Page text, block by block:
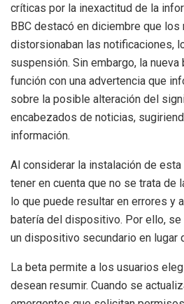
críticas por la inexactitud de la
BBC destacó en diciembre que los
distorsionaban las notificaciones,
suspensión. Sin embargo, la
función con una advertencia que
sobre la posible alteración del
encabezados de noticias,
información.
Al considerar la instalación de esta
tener en cuenta que no se trata de
lo que puede resultar en errores y
batería del dispositivo. Por ello,
un dispositivo secundario en lugar
La beta permite a los usuarios
desean resumir. Cuando se